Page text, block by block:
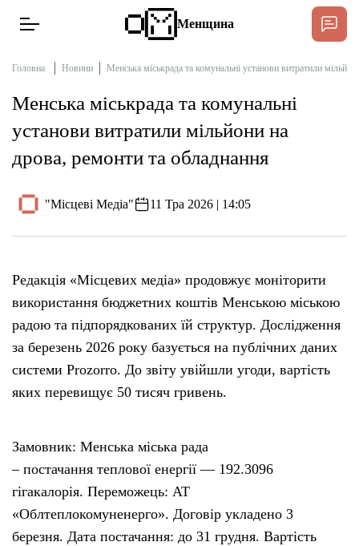
Новини
Інтерв’ю
Тексти
Про нас
Бюджет
Тендери
Контакти
Рекламні прайси
Підтримати
Менщина
Головна Новини Менська міськрада та комунальні установи витратили
Менська міськрада та комунальні
установи витратили мільйони на
дрова, ремонти та обладнання
"Місцеві Медіа" 11 Тра 2026 | 14:05
Редакція «Місцевих медіа» продовжує моніторити
використання бюджетних коштів Менською міською
радою та підпорядкованих їй структур. Дослідження
за березень 2026 року базується на публічних даних
системи Prozorro. До звіту увійшли угоди, вартість
яких перевищує 50 тисяч гривень.
Замовник: Менська міська рада
– постачання теплової енергії — 192.3096
гігакалорія. Переможець: АТ
«Облтеплокомуненерго». Договір укладено 3
березня. Дата постачання: до 31 грудня. Вартість